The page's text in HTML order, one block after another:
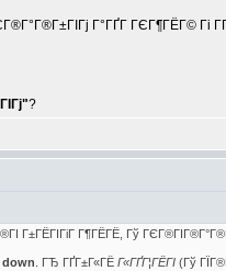
Г°ГҐГ ГЄГ¶ГЁГ© Гі
?
Г¶ГЁГЁ, Гў
. ГЂ ГҐГ±Г«ГЁ Г«ГҐГ¦ГЁГІ(Гў